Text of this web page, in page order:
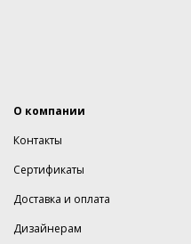
О компании
Контакты
Сертификаты
Доставка и оплата
Дизайнерам